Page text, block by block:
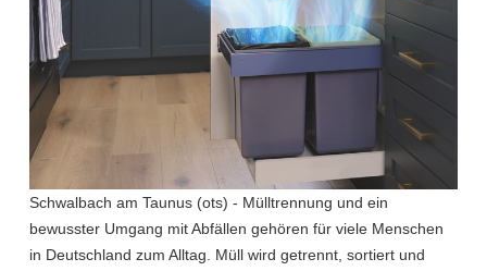
Schwalbach am Taunus (ots) - Mülltrennung und ein
bewusster Umgang mit Abfällen gehören für viele Menschen
in Deutschland zum Alltag. Müll wird getrennt, sortiert und